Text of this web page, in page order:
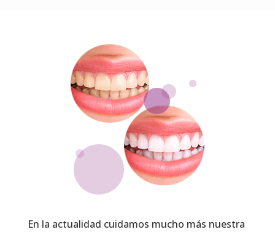
En la actualidad cuidamos mucho más nuestra